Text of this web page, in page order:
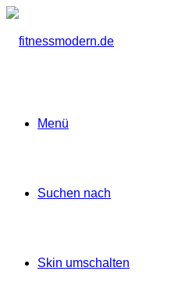
Menü
Suchen nach
Skin umschalten